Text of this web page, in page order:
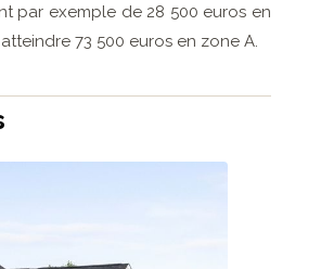
par exemple de 28 500 euros en
73 500 euros en zone A.